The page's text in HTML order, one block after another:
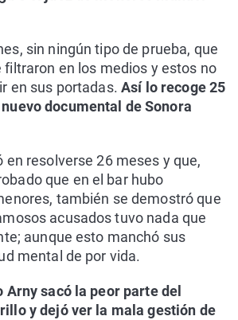
sin ningún tipo de prueba, que
filtraron en los medios y estos no
en sus portadas.Así lo recoge 25
documental de Sonora
en resolverse 26 meses y que,
que en el bar hubo
también se demostró que
acusados tuvo nada que
aunque esto manchó sus
mental de por vida.
Arny sacó la peor parte del
y dejó ver la mala gestión de